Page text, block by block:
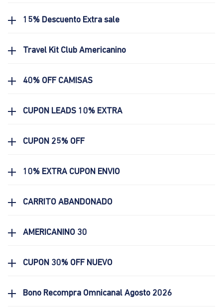
15% Descuento Extra sale
Travel Kit Club Americanino
40% OFF CAMISAS
CUPON LEADS 10% EXTRA
CUPON 25% OFF
10% EXTRA CUPON ENVIO
CARRITO ABANDONADO
AMERICANINO 30
CUPON 30% OFF NUEVO
Bono Recompra Omnicanal Agosto 2026